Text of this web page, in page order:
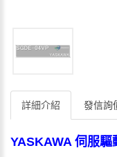
詳細介紹 發信詢
YASKAWA 伺服驅